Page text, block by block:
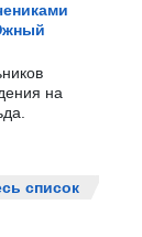
на
список